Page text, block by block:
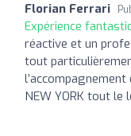
Florian Ferrari
Expérience
réactive et un
tout
NEW YORK tout